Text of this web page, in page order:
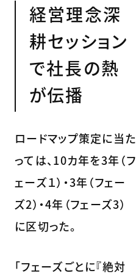
経営理念深
耕セッション
で社長の熱
が伝播
ロードマップ策定に当た
っては、10カ年を3年（フ
ェーズ１）・3年（フェー
ズ2）・4年（フェーズ3）
に区切った。
「フェーズごとに『絶対